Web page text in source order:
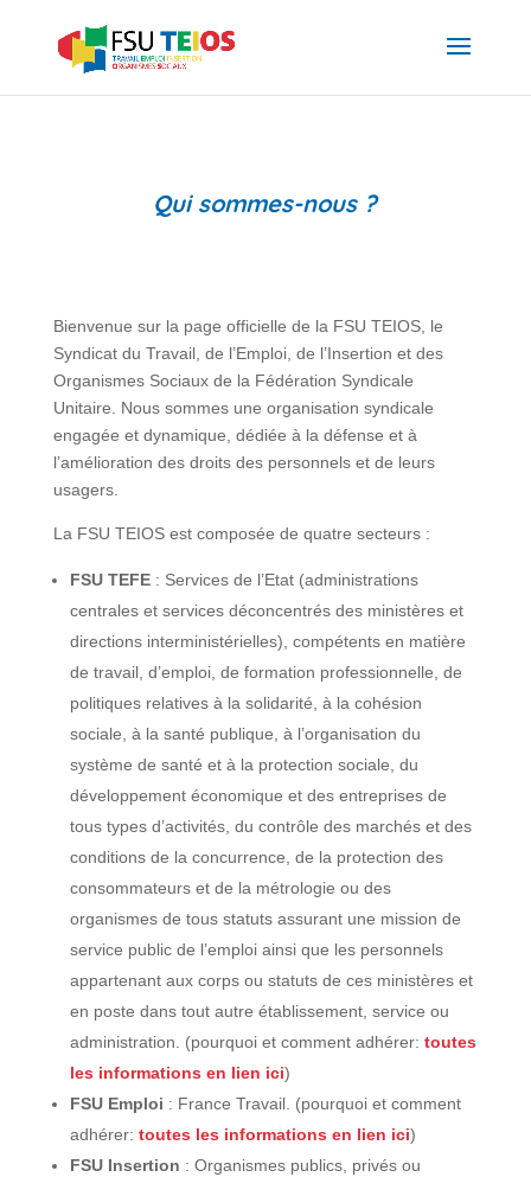
Qui sommes-nous ?
Bienvenue sur la page officielle de la FSU TEIOS, le
Syndicat du Travail, de l’Emploi, de l’Insertion et des
Organismes Sociaux de la Fédération Syndicale
Unitaire. Nous sommes une organisation syndicale
engagée et dynamique, dédiée à la défense et à
l’amélioration des droits des personnels et de leurs
usagers.
La FSU TEIOS est composée de quatre secteurs :
FSU TEFE: Services de l’Etat (administrations
centrales et services déconcentrés des ministères et
directions interministérielles), compétents en matière
de travail, d’emploi, de formation professionnelle, de
politiques relatives à la solidarité, à la cohésion
sociale, à la santé publique, à l’organisation du
système de santé et à la protection sociale, du
développement économique et des entreprises de
tous types d’activités, du contrôle des marchés et des
conditions de la concurrence, de la protection des
consommateurs et de la métrologie ou des
organismes de tous statuts assurant une mission de
service public de l’emploi ainsi que les personnels
appartenant aux corps ou statuts de ces ministères et
en poste dans tout autre établissement, service ou
administration. (pourquoi et comment adhérer: toutes
les informations en lien ici)
FSU Emploi : France Travail. (pourquoi et comment
adhérer: toutes les informations en lien ici)
FSU Insertion : Organismes publics, privés ou